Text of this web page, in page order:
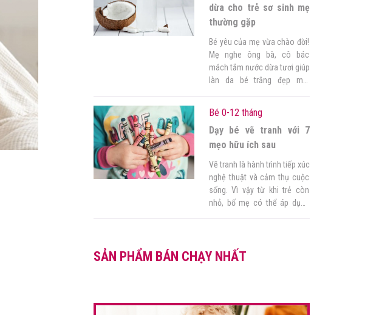
lượng vitamin cần thiết. Điều
quan trọng là […]
dừa cho trẻ sơ sinh mẹ
thường gặp
Bé yêu của mẹ vừa chào đời!
Mẹ nghe ông bà, cô bác
mách tắm nước dừa tươi giúp
làn da bé trắng đẹp mịn
nhiên do chưa có nhiều kinh
nghiệm nên mẹ còn băn
khoăn, sợ làm không đúng
Bé 0-12 tháng
Dạy bé vẽ tranh với 7
mẹo hữu ích sau
Vẽ tranh là hành trình tiếp xúc
nghệ thuật và cảm thụ cuộc
sống. Vì vậy từ khi trẻ còn
nhỏ, bố mẹ có thể áp dụng
bé. Nhiều người nói bộ môn
SẢN PHẨM BÁN CHẠY NHẤT